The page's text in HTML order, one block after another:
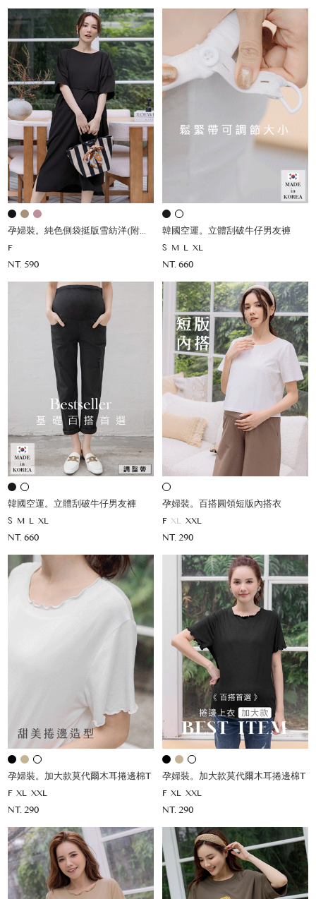
孕婦裝。純色側袋挺版雪紡洋(附綁帶)
F
NT. 590
韓國空運。立體刮破牛仔男友褲
S M L XL
NT. 660
韓國空運。立體刮破牛仔男友褲
S M L XL
NT. 660
孕婦裝。百搭圓領短版內搭衣
F XL XXL
NT. 290
孕婦裝。加大款莫代爾木耳捲邊棉T
F XL XXL
NT. 290
孕婦裝。加大款莫代爾木耳捲邊棉T
F XL XXL
NT. 290